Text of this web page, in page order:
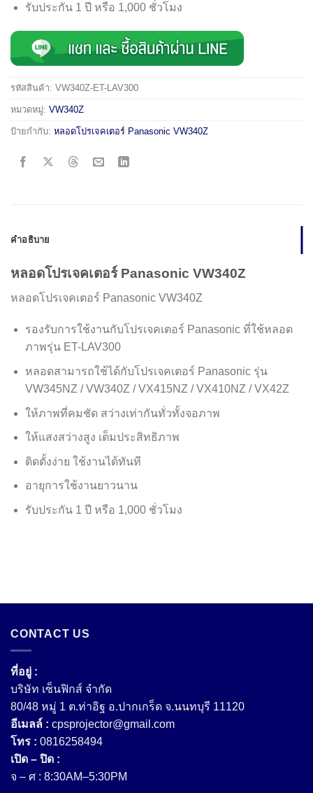
รับประกัน 1 ปี หรือ 1,000 ชั่วโมง
รหัสสินค้า: VW340Z-ET-LAV300
หมวดหมู่: VW340Z
ป้ายกำกับ: หลอดโปรเจคเตอร์ Panasonic VW340Z
คำอธิบาย
หลอดโปรเจคเตอร์ Panasonic VW340Z
หลอดโปรเจคเตอร์ Panasonic VW340Z
รองรับการใช้งานกับโปรเจคเตอร์ Panasonic ที่ใช้หลอด
ภาพรุ่น ET-LAV300
หลอดสามารถใช้ได้กับโปรเจคเตอร์ Panasonic รุ่น
VW345NZ / VW340Z / VX415NZ / VX410NZ / VX42Z
ให้ภาพที่คมชัด สว่างเท่ากันทั่วทั้งจอภาพ
ให้แสงสว่างสูง เต็มประสิทธิภาพ
ติดตั้งง่าย ใช้งานได้ทันที
อายุการใช้งานยาวนาน
รับประกัน 1 ปี หรือ 1,000 ชั่วโมง
CONTACT US
ที่อยู่ :
บริษัท เซ็นฟิกส์ จํากัด
80/48 หมู่ 1 ต.ท่าอิฐ อ.ปากเกร็ด จ.นนทบุรี 11120
อีเมลล์ : cpsprojector@gmail.com
โทร : 0816258494
เปิด – ปิด :
จ – ศ : 8:30AM–5:30PM